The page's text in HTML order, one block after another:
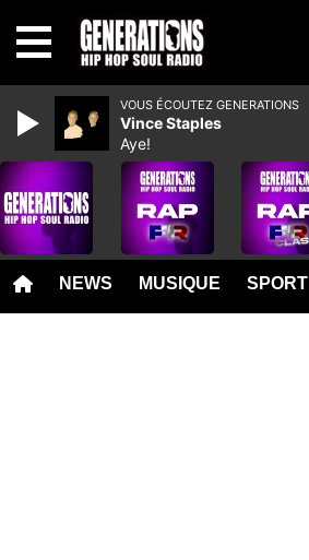
NEWS MUSIQUE SPORT
VOUS ÉCOUTEZ GENERATIONS
Vince Staples
Aye!